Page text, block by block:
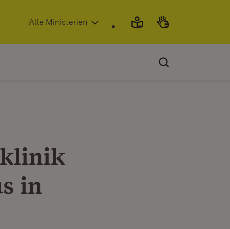
(Öffnet in neuem Fenster)
Alle Ministerien
in